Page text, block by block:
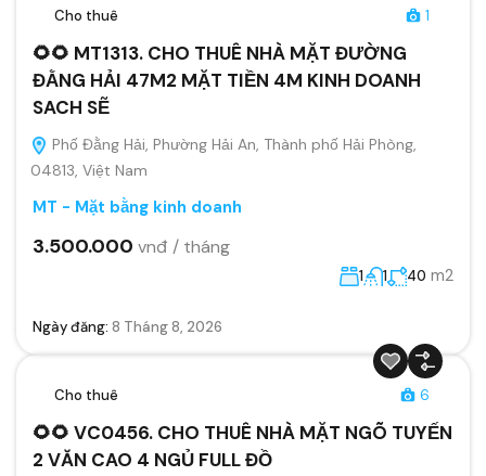
Cho thuê 1
🌻🌻 MT1313. CHO THUÊ NHÀ MẶT ĐƯỜNG
ĐẰNG HẢI 47M2 MẶT TIỀN 4M KINH DOANH
SACH SẼ
Phố Đằng Hải, Phường Hải An, Thành phố Hải Phòng,
04813, Việt Nam
MT - Mặt bằng kinh doanh
3.500.000 vnđ / tháng
1 1 40 m2
Ngày đăng: 8 Tháng 8, 2026
Cho thuê 6
🌻🌻 VC0456. CHO THUÊ NHÀ MẶT NGÕ TUYẾN
2 VĂN CAO 4 NGỦ FULL ĐỒ